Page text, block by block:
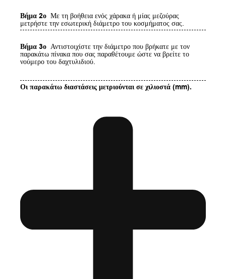
Βήμα 2ο Με τη βοήθεια ενός χάρακα ή μίας μεζούρας
μετρήστε την εσωτερική διάμετρο του κοσμήματος σας.
Βήμα 3ο Αντιστοιχίστε την διάμετρο που βρήκατε με τον
παρακάτω πίνακα που σας παραθέτουμε ώστε να βρείτε το
νούμερο του δαχτυλιδιού.
Οι παρακάτω διαστάσεις μετριούνται σε χιλιοστά (mm).